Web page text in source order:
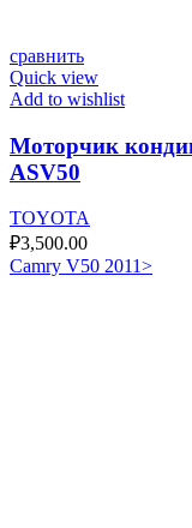
сравнить
Quick view
Add to wishlist
Моторчик
ASV50
TOYOTA
₽3,500.00
Camry V50 2011>